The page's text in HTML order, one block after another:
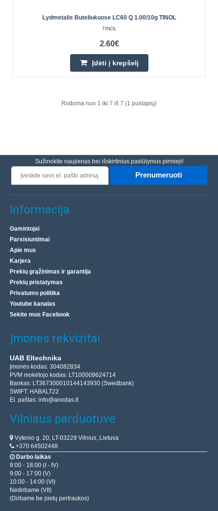
Lydmetalis su kanifolija TINOL Sn60Pb40 1.00mm
Lydmetalis daugiausia naudojamas elektronikos
Įdėti į krepšelį
Lydmetalis buteliukuose LC60 Q 1.00/15g pak,
50 buteliukų Sn60Pb40 lydmetalio, pagaminto lydant
alavą ir šviną, rinkinys. Lydmetalio grynumas garantuoja
puikų medžiagos sukibimą. Jis daugiausia naudojamas ..
86.70€
Parduotuvėje Kaune NĖRA
Centriniame Sandėlyje YRA
Lydmetalis Buteliukuose LC60 Q 1.00/10g TINOL
TINOL
2.60€
Įdėti į krepšelį
Rodoma nuo 1 iki 7 iš 7 (1 puslapių)
Sužinokite naujienas bei išskirtinius pasiūlymus pirmieji!
Prenumeruoti
Informacija
Gamintojai
Parsisiuntimai
Apie mus
Karjera
Prekių grąžinimas ir garantija
Prekių pristatymas
Privatumo politika
Youtube kanalas
Sekite mus Facebook
Įmonės rekvizitai
UAB Eltechnika
Įmonės kodas: 304082834
PVM mokėtojo kodas: LT100009624714
Bankas: LT367300010144143930 (Swedbank)
SWIFT: HABALT22
El. paštas: info@anodas.lt
Vilniaus parduotuvė
Vytenio g. 20, LT-03229 Vilnius, Lietuva
+370 64502448
Darbo laikas
9:00 - 18:00 (I - IV)
9:00 - 17:00 (V)
10:00 - 14:00 (VI)
Nedirbame (VII)
(Dirbame be pietų pertraukos)